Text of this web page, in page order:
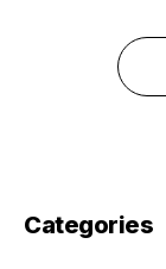
Categories